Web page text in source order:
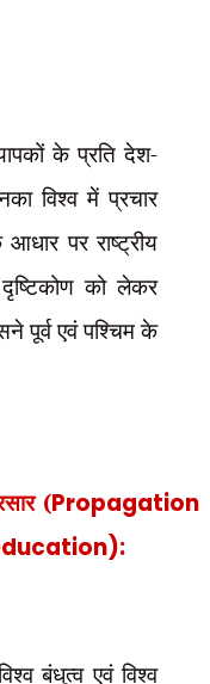
के प्रति देश-
विश्व में प्रचार
पर राष्ट्रीय
को लेकर
पूर्व एवं पश्चिम के
(Propagation
बंधुत्व एवं विश्व